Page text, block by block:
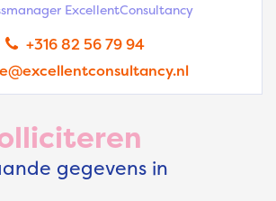
ExcellentConsultancy
+316 82 56 79 94
gegevens in